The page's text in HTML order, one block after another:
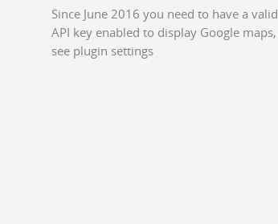
Since June 2016 you need to have a valid
API key enabled to display Google maps,
see plugin settings